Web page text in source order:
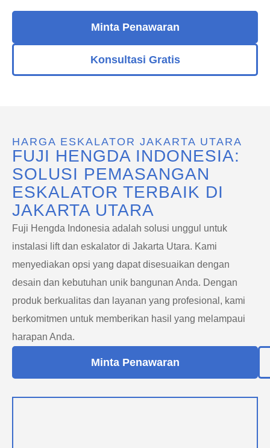
Minta Penawaran
Konsultasi Gratis
HARGA ESKALATOR JAKARTA UTARA
FUJI HENGDA INDONESIA:
SOLUSI PEMASANGAN
ESKALATOR TERBAIK DI
JAKARTA UTARA
Fuji Hengda Indonesia adalah solusi unggul untuk
instalasi lift dan eskalator di Jakarta Utara. Kami
menyediakan opsi yang dapat disesuaikan dengan
desain dan kebutuhan unik bangunan Anda. Dengan
produk berkualitas dan layanan yang profesional, kami
berkomitmen untuk memberikan hasil yang melampaui
harapan Anda.
Minta Penawaran